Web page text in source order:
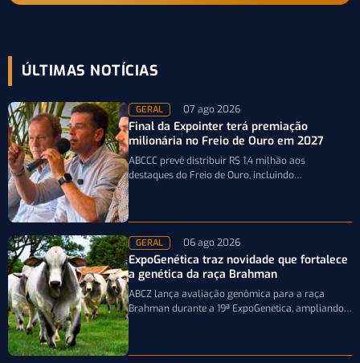
ÚLTIMAS NOTÍCIAS
GERAL 07 ago 2026
Final da Expointer terá premiação
milionária no Freio de Ouro em 2027
ABCCC prevê distribuir R$ 1,4 milhão aos
destaques do Freio de Ouro, incluindo
GERAL 06 ago 2026
ExpoGenética traz novidade que fortalece
a genética da raça Brahman
ABCZ lança avaliação genômica para a raça
Brahman durante a 19ª ExpoGenética, ampliando a